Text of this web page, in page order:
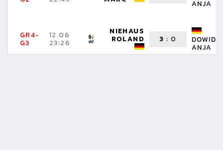
ANJA
GR4-
G3
12.06
23:26
NIEHAUS
ROLAND 3 : 0
ANJA